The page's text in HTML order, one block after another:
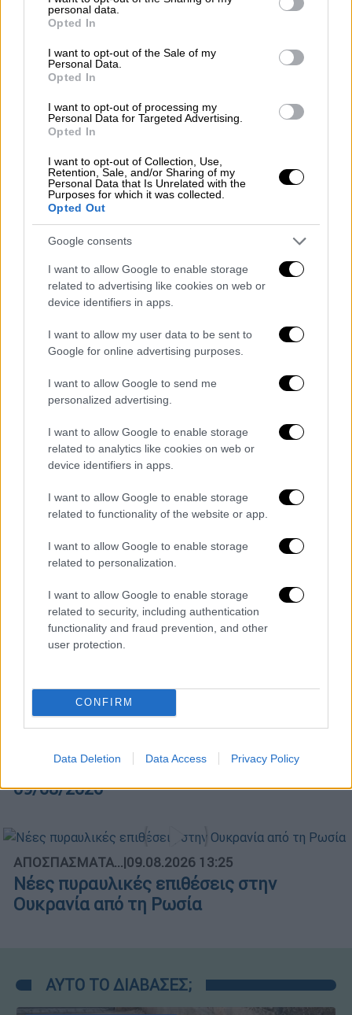
grant or deny consent to Google and its third-party tags to
use your data for below specified purposes in below Google
consent section.
personal data.
Opted In
I want to opt-out of the Sale of my
Personal Data.
Opted In
I want to opt-out of processing my
Personal Data for Targeted Advertising.
Opted In
I want to opt-out of Collection, Use,
Retention, Sale, and/or Sharing of my
Personal Data that Is Unrelated with the
Purposes for which it was collected.
Opted Out
Google consents
I want to allow Google to enable storage
related to advertising like cookies on web or
device identifiers in apps.
I want to allow my user data to be sent to
Google for online advertising purposes.
I want to allow Google to send me
personalized advertising.
I want to allow Google to enable storage
related to analytics like cookies on web or
device identifiers in apps.
I want to allow Google to enable storage
related to functionality of the website or app.
I want to allow Google to enable storage
related to personalization.
I want to allow Google to enable storage
related to security, including authentication
functionality and fraud prevention, and other
user protection.
CONFIRM
Data Deletion Data Access Privacy Policy
εκφράζει δύναμη!
ΑΛΛΑ #TAGS
ΣΥΡΙΖΑ
επίθεση
αστυνομία
Πακιστάν
POPULAR VIDEOS
Κεντρικό...| 09.08.2026 20:50
ΑΘΛΗΤΙΚΟ ΔΕΛΤΙΟ
Μεσημεριανό δελτίο ειδήσεων
09/08/2026
ΑΠΟΣΠΑΣΜΑΤΑ...|09.08.2026 13:25
Νέες πυραυλικές επιθέσεις στην
Ουκρανία από τη Ρωσία
ΑΥΤΟ ΤΟ ΔΙΑΒΑΣΕΣ;